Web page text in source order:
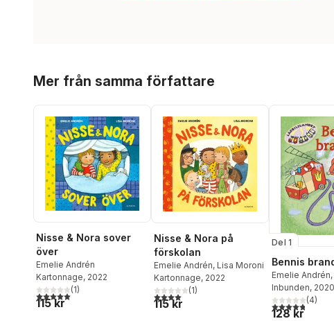
Mer från samma författare
Nisse & Nora sover
över
Emelie Andrén
Kartonnage, 2022
5,0utav 5 stjärnor. Totalt antal röster:
(1)
115 kr
Nisse & Nora på
förskolan
Emelie Andrén, Lisa Moroni
Kartonnage, 2022
4,0utav 5 stjärnor. Totalt antal röster:
(1)
115 kr
Del 1
Bennis
Emelie Andrén,
Milde
Inbunden, 2020
4,8utav 5(4)
128 kr